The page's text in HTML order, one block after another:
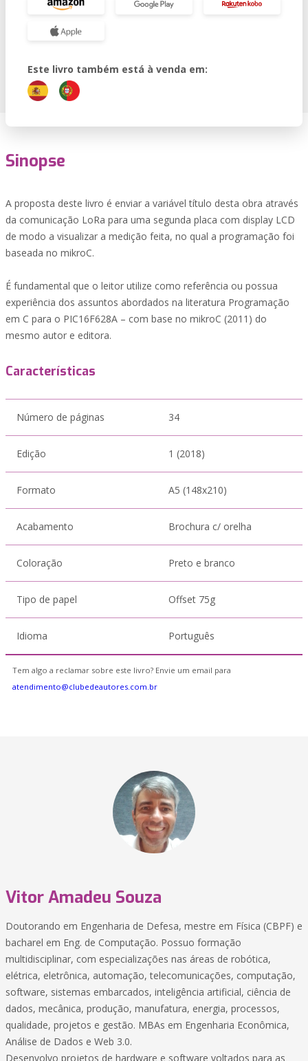
Este livro também está à venda em:
Sinopse
A proposta deste livro é enviar a variável título desta obra através
da comunicação LoRa para uma segunda placa com display LCD
de modo a visualizar a medição feita, no qual a programação foi
baseada no mikroC.
É fundamental que o leitor utilize como referência ou possua
experiência dos assuntos abordados na literatura Programação
em C para o PIC16F628A – com base no mikroC (2011) do
mesmo autor e editora.
Características
Número de páginas 34
Edição 1 (2018)
Formato A5 (148x210)
Acabamento Brochura c/ orelha
Coloração Preto e branco
Tipo de papel Offset 75g
Idioma Português
Tem algo a reclamar sobre este livro? Envie um email para
atendimento@clubedeautores.com.br
Vitor Amadeu Souza
Doutorando em Engenharia de Defesa, mestre em Física (CBPF) e
bacharel em Eng. de Computação. Possuo formação
multidisciplinar, com especializações nas áreas de robótica,
elétrica, eletrônica, automação, telecomunicações, computação,
software, sistemas embarcados, inteligência artificial, ciência de
dados, mecânica, produção, manufatura, energia, processos,
qualidade, projetos e gestão. MBAs em Engenharia Econômica,
Análise de Dados e Web 3.0.
Desenvolvo projetos de hardware e software voltados para as